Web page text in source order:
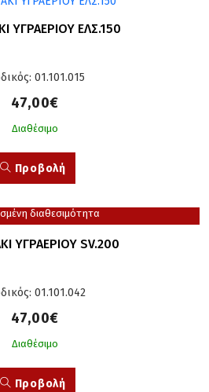
ΥΓΡΑΕΡΙΟΥ ΕΛΣ.150
01.101.015
47,00€
Διαθέσιμο
Προβολή
διαθεσιμότητα
ΥΓΡΑΕΡΙΟΥ SV.200
01.101.042
47,00€
Διαθέσιμο
Προβολή